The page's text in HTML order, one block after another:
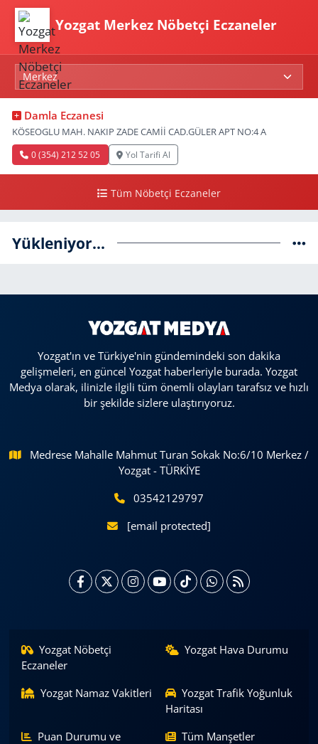
Yozgat Merkez Nöbetçi Eczaneler
Damla Eczanesi
KÖSEOGLU MAH. NAKIP ZADE CAMİİ CAD.GÜLER APT NO:4 A
0 (354) 212 52 05 Yol Tarifi Al
Tüm Nöbetçi Eczaneler
Yükleniyor...
Yozgat'ın ve Türkiye'nin gündemindeki son dakika
gelişmeleri, en güncel Yozgat haberleriyle burada. Yozgat
Medya olarak, ilinizle ilgili tüm önemli olayları tarafsız ve hızlı
bir şekilde sizlere ulaştırıyoruz.
Medrese Mahalle Mahmut Turan Sokak No:6/10 Merkez /
Yozgat - TÜRKİYE
03542129797
[email protected]
Yozgat Nöbetçi
Eczaneler
Yozgat Hava Durumu
Yozgat Namaz Vakitleri
Yozgat Trafik Yoğunluk
Haritası
Puan Durumu ve
Tüm Manşetler